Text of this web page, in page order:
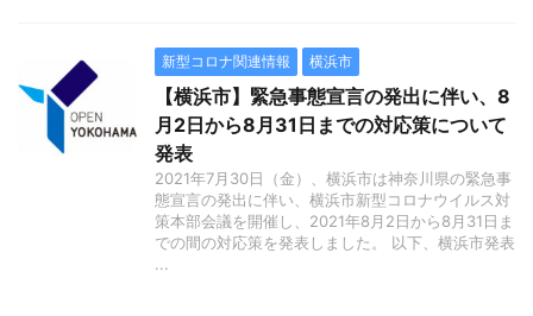
新型コロナ関連情報 横浜市
【横浜市】緊急事態宣言の発出に伴い、8
月2日から8月31日までの対応策について
発表
2021年7月30日（金）、横浜市は神奈川県の緊急事
態宣言の発出に伴い、横浜市新型コロナウイルス対
策本部会議を開催し、2021年8月2日から8月31日ま
での間の対応策を発表しました。 以下、横浜市発表
...